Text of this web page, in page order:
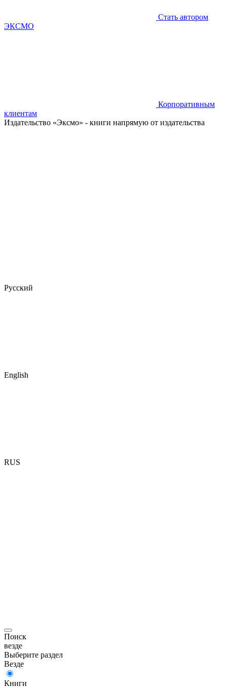
Стать автором
ЭКСМО
Корпоративным
клиентам
Издательство «Эксмо» - книги напрямую от издательства
Русский
English
RUS
Поиск
везде
Выберите раздел
Везде
Книги